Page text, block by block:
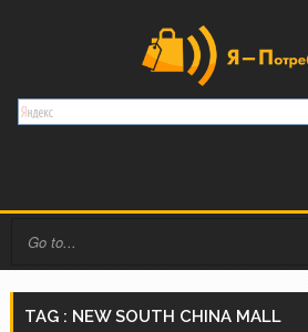
TAG : NEW SOUTH CHINA MALL